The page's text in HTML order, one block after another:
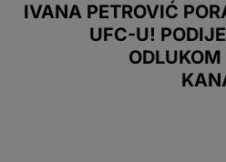
IVANA PETROVIĆ
UFC-U!